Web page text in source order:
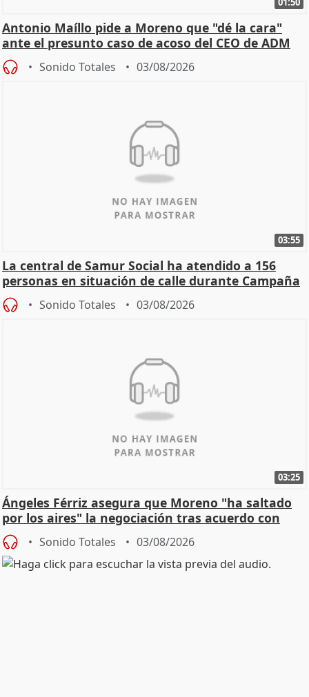
Antonio Maíllo pide a Moreno que "dé la cara"
ante el presunto caso de acoso del CEO de ADM
Sonido Totales 03/08/2026
03:55
La central de Samur Social ha atendido a 156
personas en situación de calle durante Campaña
de Calor
Sonido Totales 03/08/2026
03:25
Ángeles Férriz asegura que Moreno "ha saltado
por los aires" la negociación tras acuerdo con
SMA
Sonido Totales 03/08/2026